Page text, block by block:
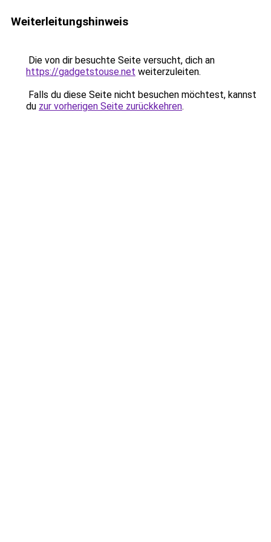
Weiterleitungshinweis
Die von dir besuchte Seite versucht, dich an
https://gadgetstouse.net weiterzuleiten.
Falls du diese Seite nicht besuchen möchtest, kannst
du zur vorherigen Seite zurückkehren.